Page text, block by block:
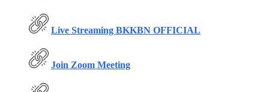
Live Streaming BKKBN OFFICIAL
Join Zoom Meeting